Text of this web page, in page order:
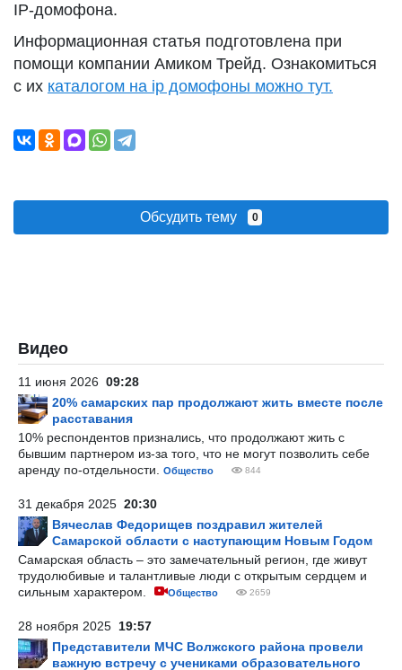
IP-домофона.
Информационная статья подготовлена при
помощи компании Амиком Трейд. Ознакомиться
с их каталогом на ip домофоны можно тут.
Обсудить тему 0
Видео
11 июня 2026 09:28
20% самарских пар продолжают жить вместе после
расставания
10% респондентов признались, что продолжают жить с
бывшим партнером из-за того, что не могут позволить себе
аренду по-отдельности.
Общество 844
31 декабря 2025 20:30
Вячеслав Федорищев поздравил жителей
Самарской области с наступающим Новым Годом
Самарская область – это замечательный регион, где живут
трудолюбивые и талантливые люди с открытым сердцем и
сильным характером.
Общество 2659
28 ноября 2025 19:57
Представители МЧС Волжского района провели
важную встречу с учениками образовательного